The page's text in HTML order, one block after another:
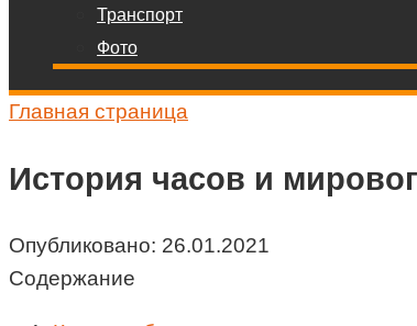
Транспорт
Фото
Главная страница
История часов и
Опубликовано: 26.01.2021
Содержание